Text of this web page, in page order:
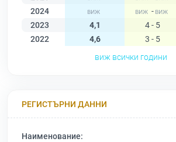
2024
-
2023
4,1 4 - 5
2022
4,6 3 - 5
виж всички години
РЕГИСТЪРНИ ДАННИ
Наименование: